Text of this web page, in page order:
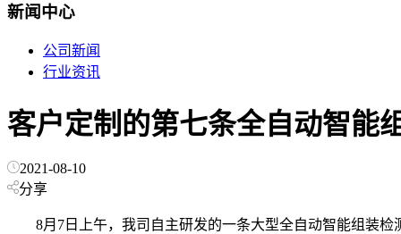
新闻中心
公司新闻
行业资讯
客户定制的第七条全自动智能
2021-08-10
分享
8月7日上午，我司自主研发的一条大型全自动智能组装